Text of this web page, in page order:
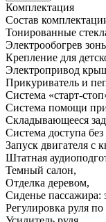
Комплектация
Состав
Тонированные
Электрообогрев
Крепление для
Электропривод
Прикуриватель и
Система «старт-
Система помощи при
Складывающееся
Система доступа
Запуск двигателя с
Штатная
Темный салон,
Отделка деревом,
Сиденье пассажира:
Регулировка руля